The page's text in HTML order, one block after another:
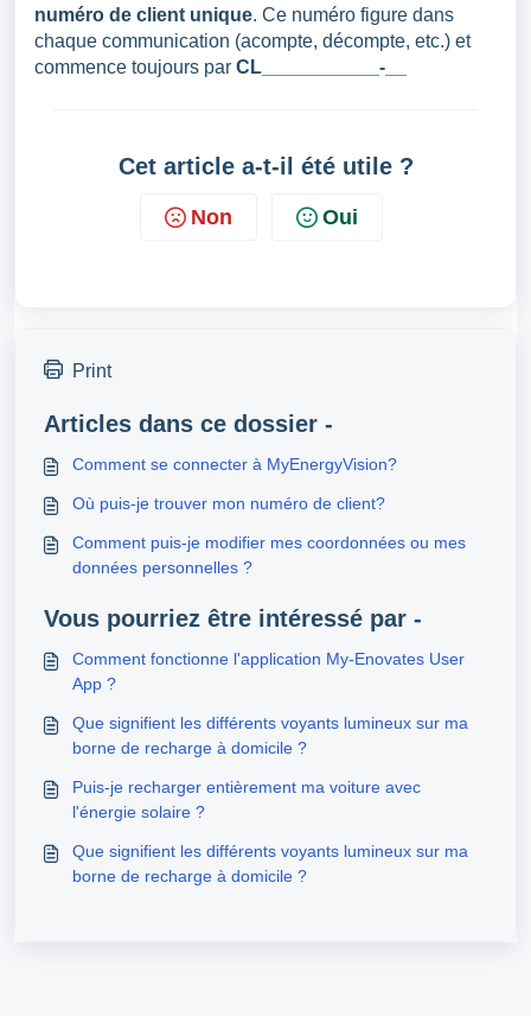
numéro de client unique. Ce numéro figure dans
chaque communication (acompte, décompte, etc.) et
commence toujours par CL___________-__
Cet article a-t-il été utile ?
Non Oui
Print
Articles dans ce dossier -
Comment se connecter à MyEnergyVision?
Où puis-je trouver mon numéro de client?
Comment puis-je modifier mes coordonnées ou mes
données personnelles ?
Vous pourriez être intéressé par -
Comment fonctionne l'application My-Enovates User
App ?
Que signifient les différents voyants lumineux sur ma
borne de recharge à domicile ?
Puis-je recharger entièrement ma voiture avec
l'énergie solaire ?
Que signifient les différents voyants lumineux sur ma
borne de recharge à domicile ?